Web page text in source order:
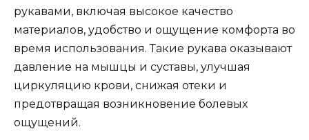
рукавами, включая высокое качество
материалов, удобство и ощущение комфорта во
время использования. Такие рукава оказывают
давление на мышцы и суставы, улучшая
циркуляцию крови, снижая отеки и
предотвращая возникновение болевых
ощущений.